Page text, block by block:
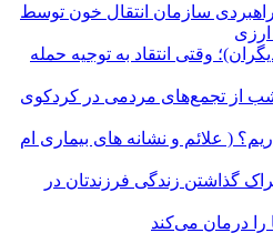
سازمان انتقال خون توسط
وقتی انتقاد به توجیه حمله
از تجمع‌های مردمی در کردکوی
( علائم و نشانه های بیماری ام
گذاشتن زندگی فرزندتان در
را درمان می‌کند